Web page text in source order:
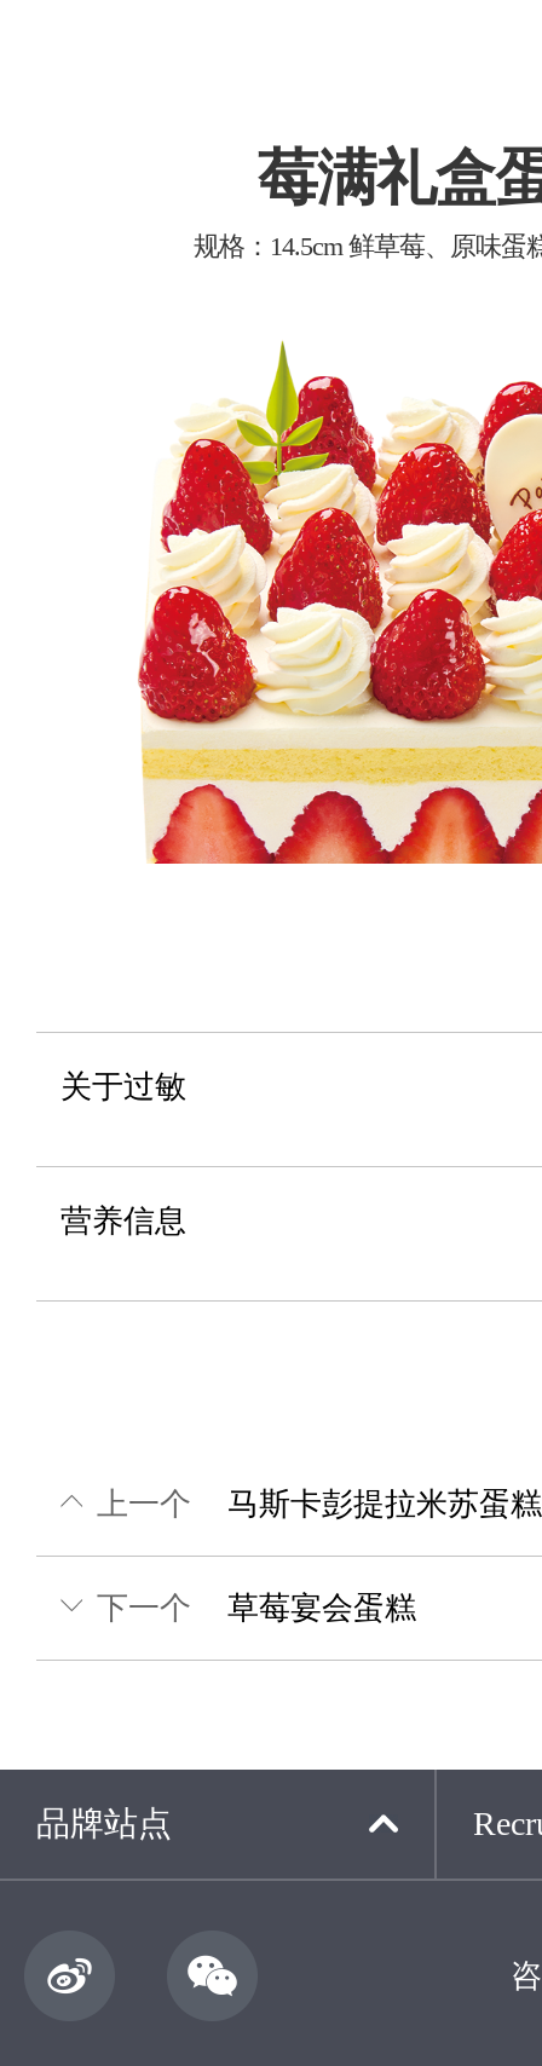
莓满礼盒
规格：14.5cm 鲜草莓、原味蛋
关于过敏
营养信息
上一个 马斯卡彭提拉米苏蛋糕
下一个 草莓宴会蛋糕
品牌站点